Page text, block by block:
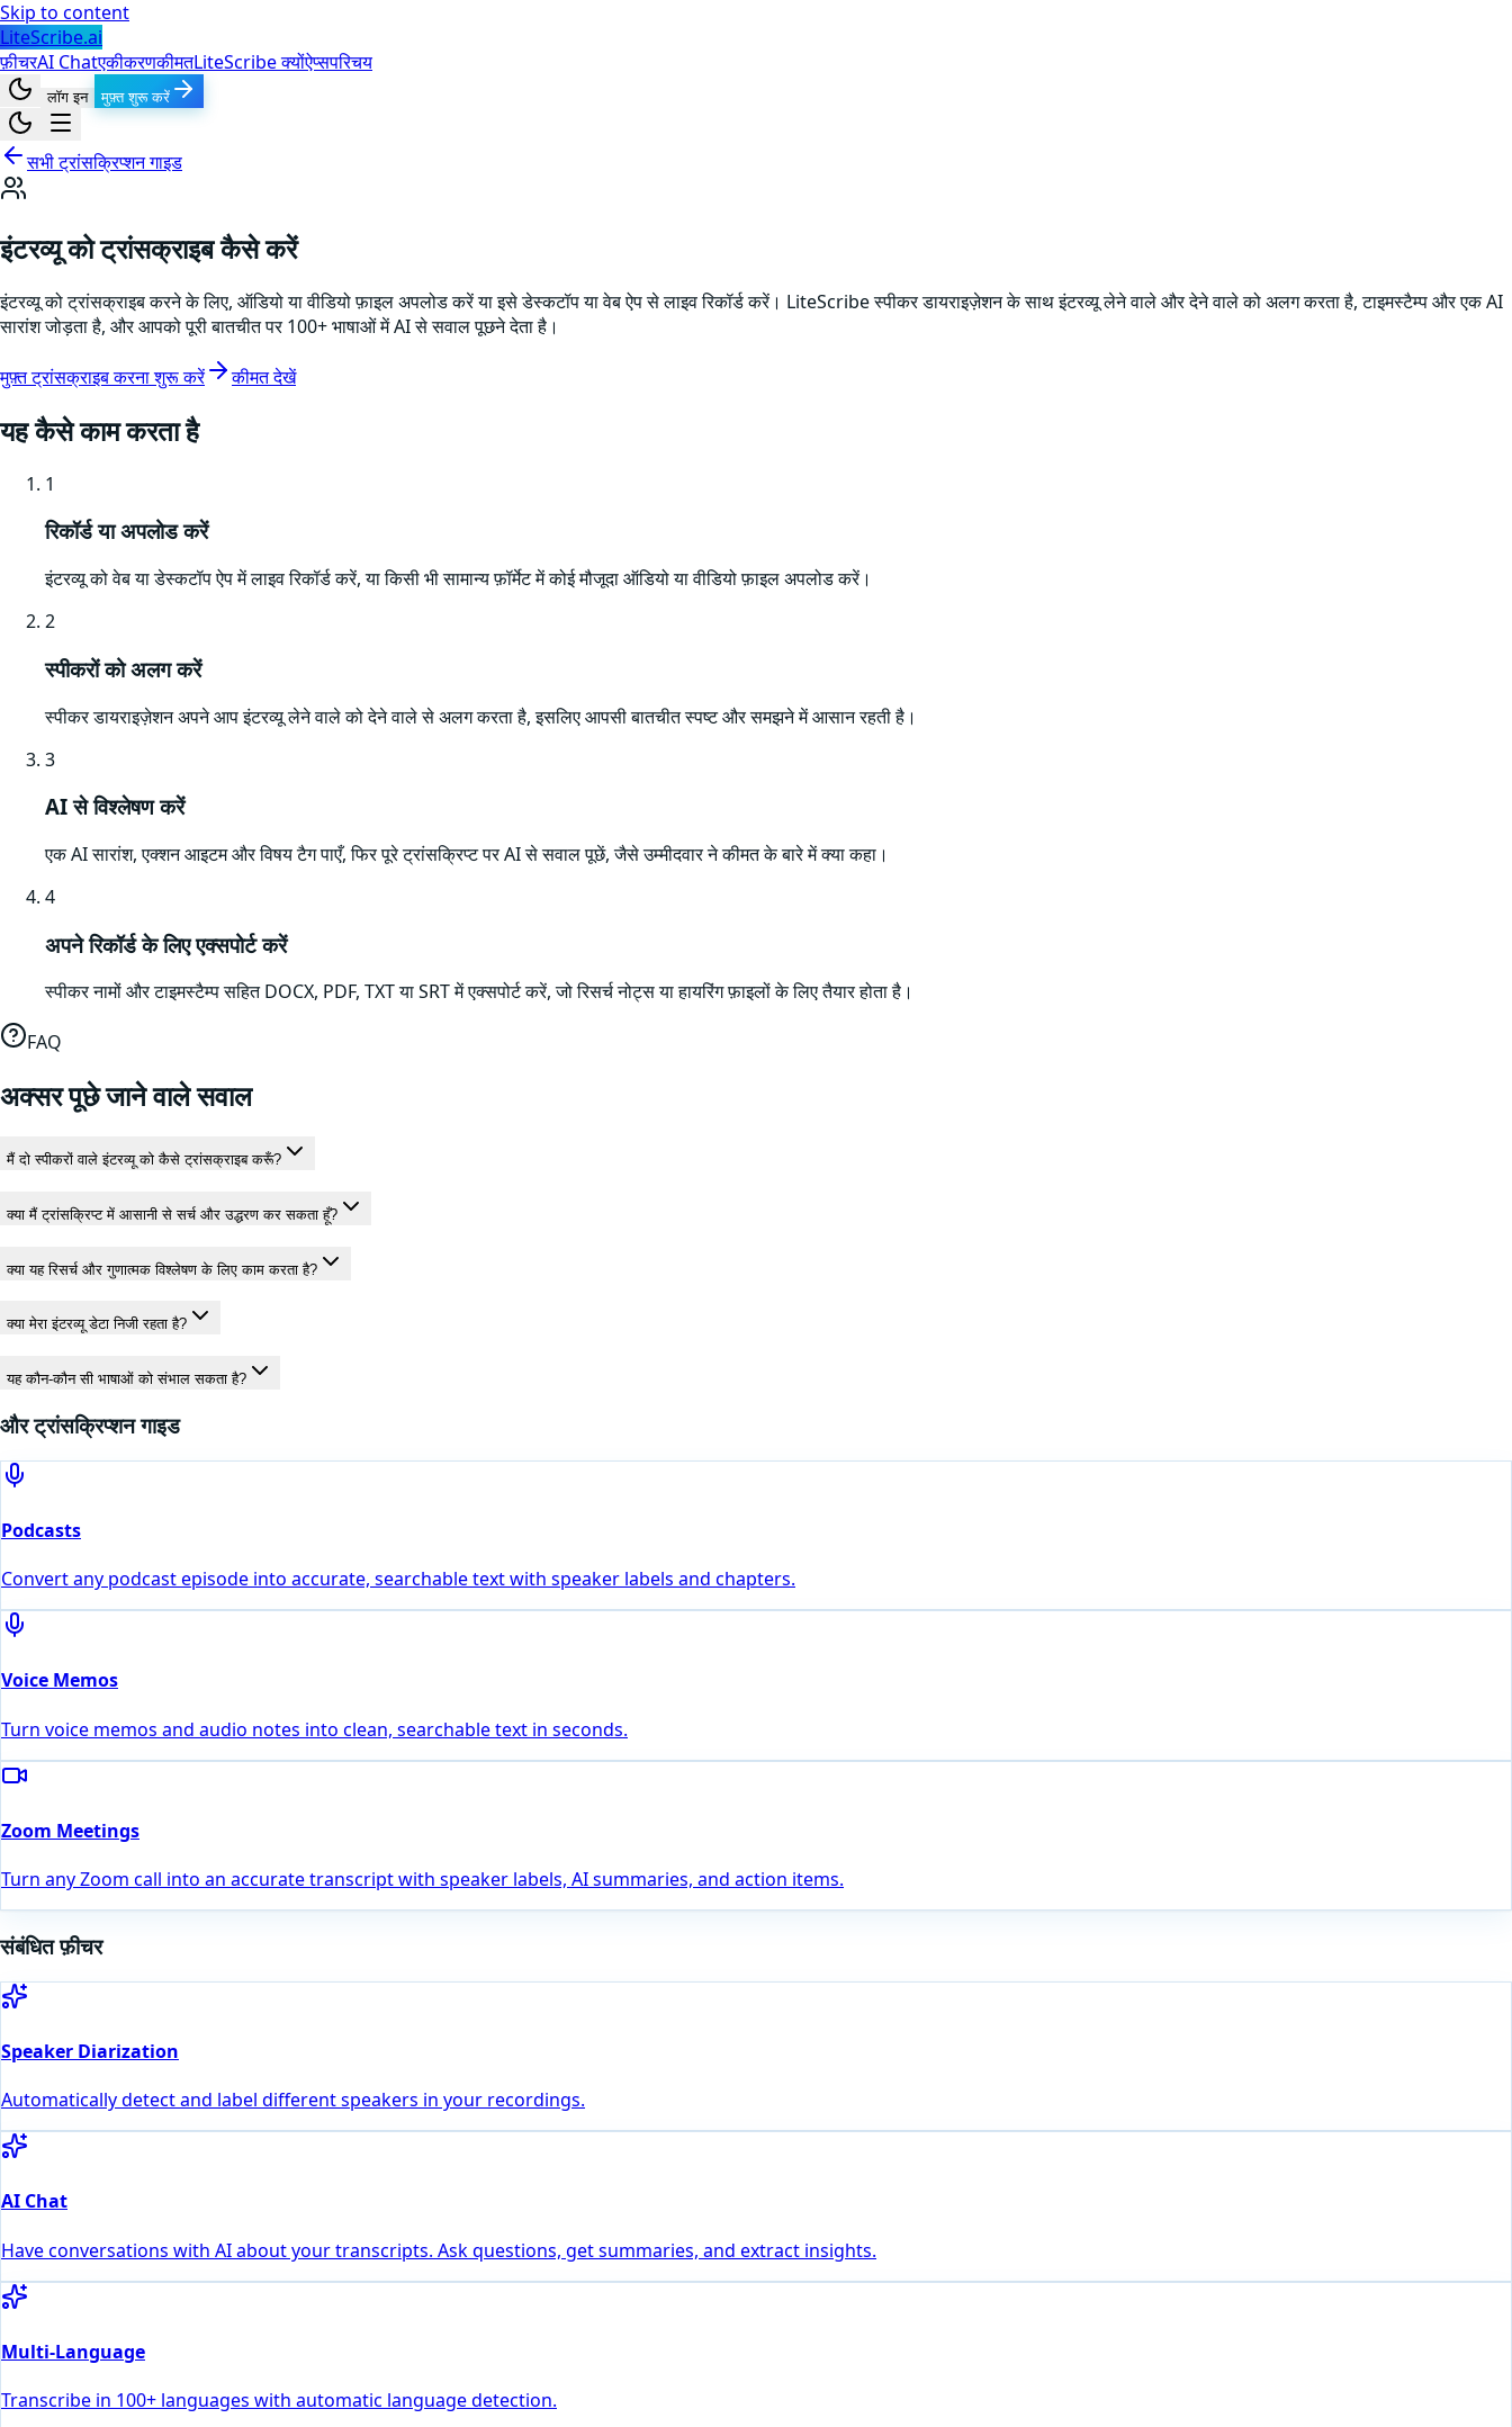
Skip to content
LiteScribe.ai
फ़ीचरAI ChatएकीकरणकीमतLiteScribe क्योंऐप्सपरिचय
लॉग इन मुफ़्त शुरू करें
सभी ट्रांसक्रिप्शन गाइड
इंटरव्यू को ट्रांसक्राइब कैसे करें
इंटरव्यू को ट्रांसक्राइब करने के लिए, ऑडियो या वीडियो फ़ाइल अपलोड करें या इसे डेस्कटॉप या वेब ऐप से लाइव रिकॉर्ड करें। LiteScribe स्पीकर डायराइज़ेशन के साथ इंटरव्यू लेने वाले और देने वाले को अलग करता है, टाइमस्टैम्प और एक AI
सारांश जोड़ता है, और आपको पूरी बातचीत पर 100+ भाषाओं में AI से सवाल पूछने देता है।
मुफ़्त ट्रांसक्राइब करना शुरू करें कीमत देखें
यह कैसे काम करता है
1
रिकॉर्ड या अपलोड करें
इंटरव्यू को वेब या डेस्कटॉप ऐप में लाइव रिकॉर्ड करें, या किसी भी सामान्य फ़ॉर्मेट में कोई मौजूदा ऑडियो या वीडियो फ़ाइल अपलोड करें।
2
स्पीकरों को अलग करें
स्पीकर डायराइज़ेशन अपने आप इंटरव्यू लेने वाले को देने वाले से अलग करता है, इसलिए आपसी बातचीत स्पष्ट और समझने में आसान रहती है।
3
AI से विश्लेषण करें
एक AI सारांश, एक्शन आइटम और विषय टैग पाएँ, फिर पूरे ट्रांसक्रिप्ट पर AI से सवाल पूछें, जैसे उम्मीदवार ने कीमत के बारे में क्या कहा।
4
अपने रिकॉर्ड के लिए एक्सपोर्ट करें
स्पीकर नामों और टाइमस्टैम्प सहित DOCX, PDF, TXT या SRT में एक्सपोर्ट करें, जो रिसर्च नोट्स या हायरिंग फ़ाइलों के लिए तैयार होता है।
FAQ
अक्सर पूछे जाने वाले सवाल
मैं दो स्पीकरों वाले इंटरव्यू को कैसे ट्रांसक्राइब करूँ?
क्या मैं ट्रांसक्रिप्ट में आसानी से सर्च और उद्धरण कर सकता हूँ?
क्या यह रिसर्च और गुणात्मक विश्लेषण के लिए काम करता है?
क्या मेरा इंटरव्यू डेटा निजी रहता है?
यह कौन-कौन सी भाषाओं को संभाल सकता है?
और ट्रांसक्रिप्शन गाइड
Podcasts
Convert any podcast episode into accurate, searchable text with speaker labels and chapters.
Voice Memos
Turn voice memos and audio notes into clean, searchable text in seconds.
Zoom Meetings
Turn any Zoom call into an accurate transcript with speaker labels, AI summaries, and action items.
संबंधित फ़ीचर
Speaker Diarization
Automatically detect and label different speakers in your recordings.
AI Chat
Have conversations with AI about your transcripts. Ask questions, get summaries, and extract insights.
Multi-Language
Transcribe in 100+ languages with automatic language detection.